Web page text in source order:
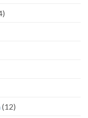
(12)